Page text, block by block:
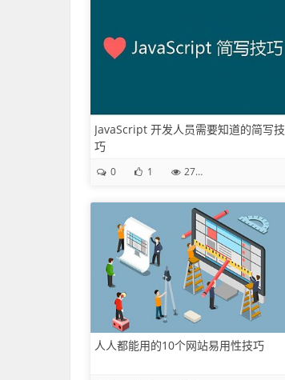
JavaScript 开发人员需要知道的简写技
巧
0 1 27.1K
人人都能用的10个网站易用性技巧